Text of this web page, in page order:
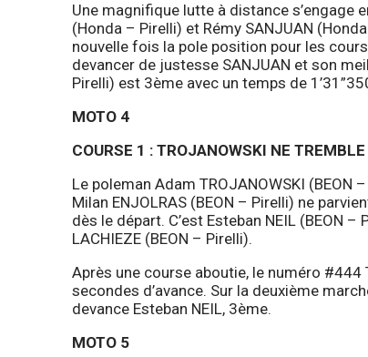
Une magnifique lutte à distance s’engage
(Honda – Pirelli) et Rémy SANJUAN
nouvelle fois la pole position pour les
devancer de justesse SANJUAN et son
Pirelli) est 3ème avec un temps de
MOTO 4
COURSE 1 : TROJANOWSKI NE TREMBLE
Le poleman Adam TROJANOWSKI
Milan ENJOLRAS (BEON – Pirelli) ne
dès le départ. C’est Esteban NEIL (BEON
LACHIEZE (BEON – Pirelli).
Après une course aboutie, le numéro #444
secondes d’avance. Sur la deuxième
devance Esteban NEIL, 3ème.
MOTO 5